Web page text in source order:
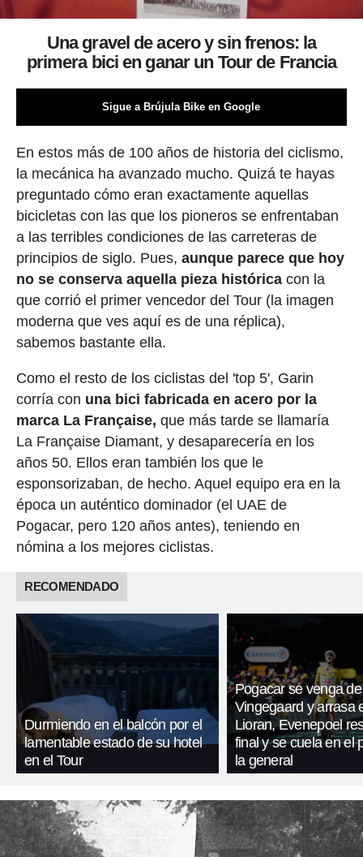
Una gravel de acero y sin frenos: la
primera bici en ganar un Tour de Francia
Sigue a Brújula Bike en Google
En estos más de 100 años de historia del ciclismo,
la mecánica ha avanzado mucho. Quizá te hayas
preguntado cómo eran exactamente aquellas
bicicletas con las que los pioneros se enfrentaban
a las terribles condiciones de las carreteras de
principios de siglo. Pues, aunque parece que hoy
no se conserva aquella pieza históricacon la
que corrió el primer vencedor del Tour (la imagen
moderna que ves aquí es de una réplica),
sabemos bastante ella.
Como el resto de los ciclistas del 'top 5', Garin
corría con una bici fabricada en acero por la
marca La Française, que más tarde se llamaría
La Française Diamant, y desaparecería en los
años 50. Ellos eran también los que le
esponsorizaban, de hecho. Aquel equipo era en la
época un auténtico dominador (el UAE de
Pogacar, pero 120 años antes), teniendo en
nómina a los mejores ciclistas.
RECOMENDADO
Durmiendo en el balcón por el
lamentable estado de su hotel
en el Tour
Pogacar se venga de
Vingegaard y arrasa
Lioran, Evenepoel
final y se cuela en el
la general